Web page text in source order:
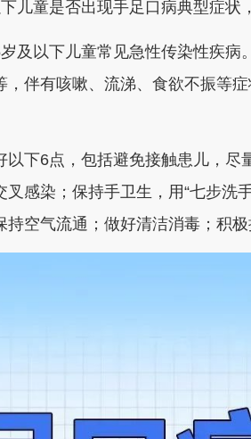
儿童是否出现手足口病典型症状
以下儿童常见急性传染性疾病
伴有咳嗽、流涕、食欲不振等
下6点，包括避免接触患儿，尽
感染；保持手卫生，用“七步洗
空气流通；做好清洁消毒；积极